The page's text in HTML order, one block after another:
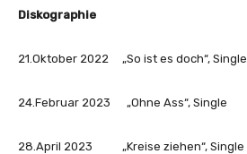
Diskographie
21.Oktober 2022 „So ist es doch“, Single
24.Februar 2023 „Ohne Ass“, Single
28.April 2023 „Kreise ziehen“, Single